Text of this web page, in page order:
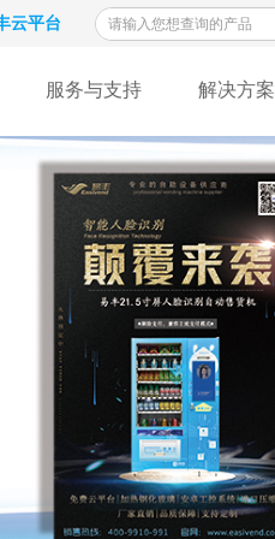
云平台
服务与支持 解决方案